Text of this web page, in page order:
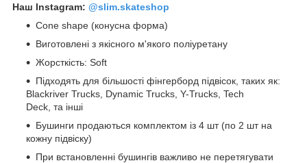
Наш Instagram: @slim.skateshop
Cone shape (конусна форма)
Виготовлені з якісного м'якого поліуретану
Жорсткість: Soft
Підходять для більшості фінгерборд підвісок, таких як:
Blackriver Trucks, Dynamic Trucks, Y-Trucks, Tech
Deck, та інші
Бушинги продаються комплектом із 4 шт (по 2 шт на
кожну підвіску)
При встановленні бушингів важливо не перетягувати